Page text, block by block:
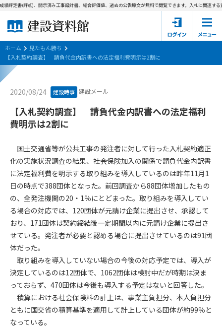
建設資料館とは
東京都の入札資料
国土交通省の入札資料
見たもん勝ち
会員登録について
サポーター会員一覧
会社概要 お問い合わせ
個人情報保護方針
会員規約
定書(評点)、開示済み工事設計書、総合評価値、過去の公告原文が無料で閲覧できます。入札に関連する
ホーム
見たもん勝ち
【入札契約調査】 請負代金内訳書への法定福利費明示は2割に
2020/08/24 建設時事 建設メール
【入札契約調査】 請負代金内訳書への法定福利
費明示は2割に
国土交通省等が公共工事の発注者に対して行った入札契約適正
化の実施状況調査の結果、社会保険加入の関係で請負代金内訳書
に法定福利費を明示する取り組みを導入しているのは昨年11月1
日の時点で388団体となった。前回調査から88団体増加したもの
の、全発注機関の20・1％にとどまった。取り組みを導入してい
る場合の対応では、120団体が元請け企業に提出させ、承認して
おり、171団体は契約締結後一定期間以内に元請け企業に提出さ
せている。発注者が必要と認める場合に提出させているのは91団
体だった。
取り組みを導入していない場合の今後の対応予定では、導入が
決定しているのは12団体で、1062団体は検討中だが時期は決ま
っておらず、470団体は今後も導入する予定はないと回答した。
積算における社会保険料の計上は、事業主負担分、本人負担分
ともに国交省の積算基準を適用して計上している団体が約99％と
なっている。
第1条（規約の目的）
会員サービスの利用条件等について定めるものです。
2. 管理者が建設資料館WEB上で随時掲載するルールは本規約の
一部を構成するものとします。
第2条（規約の変更）
本規約は、会員の了承を得ることなく、随時変更されることが
あります。変更内容は、建設資料館WEB上に表示した時点で直
ちに全ての会員が了承したものとみなします。
第4条（会員審査および資格の取り消し）
会員とは、本規約を承諾の上、所定の会員申込手続きを完了
後、管理者がこれを承認した者をいいます。
第4条（会員の定義と登録）
1. 管理者は前条により審査の結果、会員申込みをした者が以下
の何れかの項目に該当することがわかった場合、その者の会
員としての権限を承認しないことがあります。